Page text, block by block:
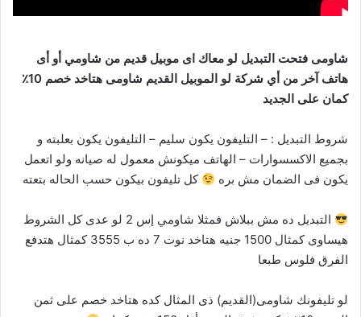
شاومى فتحت التبديل لو معاك اى موبيل قديم من شاومي أو أى
هاتف آخر من أي شركة لو الموبيل القديم شاومى هتاخد خصم 10٪
كمان على الجديد
شروط التبديل : – التليفون يكون سليم – التليفون يكون بعلبته و
بجميع الاكسسوارات – الهاتف ميكونش معمول له صيانه ولو اتعمل
يكون فى الضمان مش بره
كل تليفون بيكون حسب الحاله بتعته
التبديل ده مش ببلاش فمثلا شاومي إس 2 لو عدى كل الشروط
هيساوى كمثال 1500 جنيه هتاخد نوت 7 ده ب 3555 كمثال هتدفع
الفرق فلوس طبعا
لو تليفونك شاومى(القديم) ذى المثال كده هتاخد خصم على ثمن